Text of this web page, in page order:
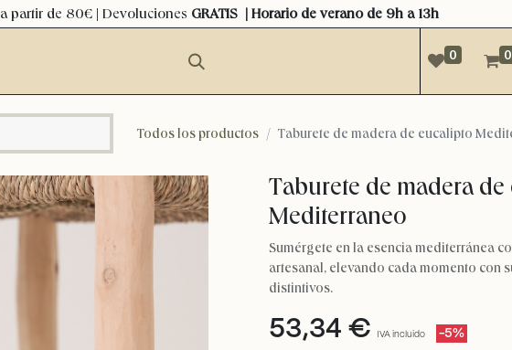
a partir de 80€ | Devoluciones GRATIS | Horario de verano de 9h a 13h
0 0
Todos los productos Taburete de madera de eucalipto
Taburete de madera
Mediterraneo
Sumérgete en la esencia mediterránea
artesanal, elevando cada momento con
distintivos.
53,34 € IVA incluido -5%